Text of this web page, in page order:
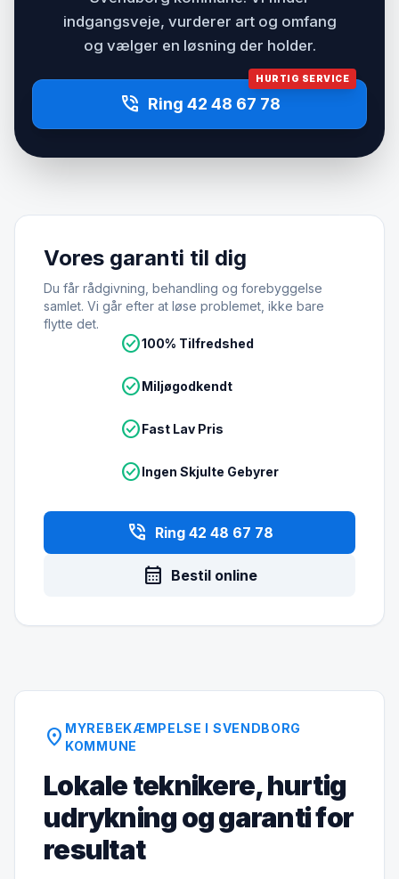
indgangsveje, vurderer art og omfang
og vælger en løsning der holder.
HURTIG SERVICE
phone_in_talk Ring 42 48 67 78
Vores garanti til dig
Du får rådgivning, behandling og forebyggelse
samlet. Vi går efter at løse problemet, ikke bare
flytte det.
check_circle100% Tilfredshed
check_circleMiljøgodkendt
check_circleFast Lav Pris
check_circleIngen Skjulte Gebyrer
phone_in_talk Ring 42 48 67 78
calendar_month Bestil online
location_on MYREBEKÆMPELSE I SVENDBORG
KOMMUNE
Lokale teknikere, hurtig
udrykning og garanti for
resultat